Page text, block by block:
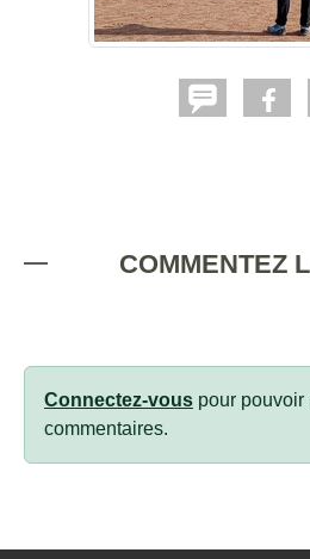
COMMENTEZ
Connectez-vous pour pouvoir
commentaires.